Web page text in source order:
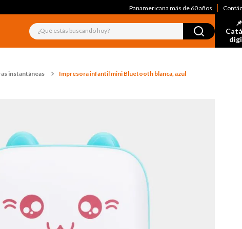
Panamericana más de 60 años
¿Qué estás buscando hoy?
instantáneas Impresora infantil mini Bluetooth blanca, azul